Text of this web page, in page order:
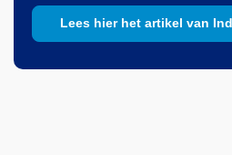
Lees hier het artikel van